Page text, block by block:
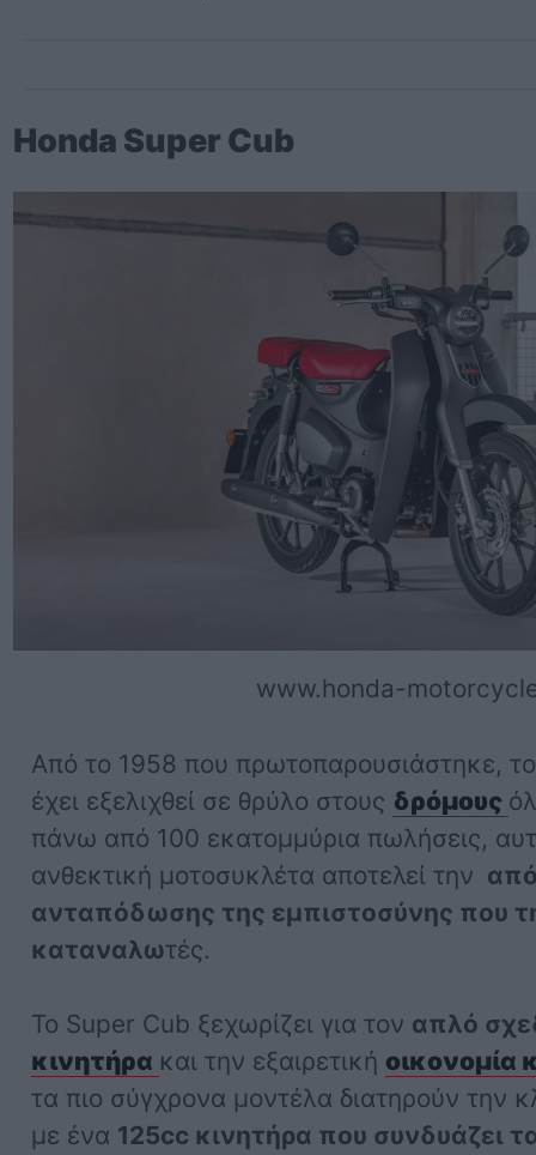
Honda Super Cub
www.honda-
Από το 1958 που πρωτοπαρουσιάστηκε,
έχει εξελιχθεί σε θρύλο στους δρόμους
πάνω από 100 εκατομμύρια πωλήσεις,
ανθεκτική μοτοσυκλέτα αποτελεί την
ανταπόδωσης της εμπιστοσύνης που
καταναλωτές.
Το Super Cub ξεχωρίζει για τον απλό
κινητήρα και την εξαιρετική οικονομία
τα πιο σύγχρονα μοντέλα διατηρούν την
με ένα 125cc κινητήρα που συνδυάζει